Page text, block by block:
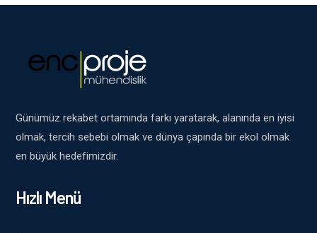
Günümüz rekabet ortamında farkı yaratarak, alanında en iyisi
olmak, tercih sebebi olmak ve dünya çapında bir ekol olmak
en büyük hedefimizdir.
Hızlı Menü